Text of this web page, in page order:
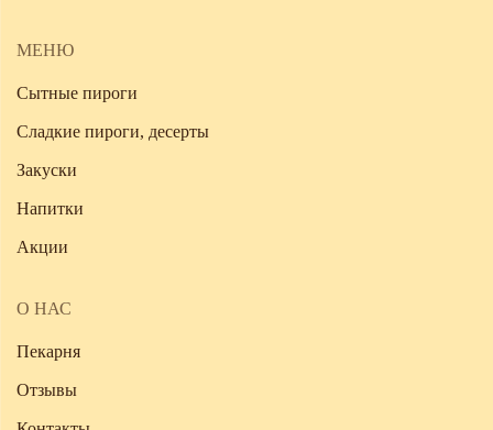
МЕНЮ
Сытные пироги
Сладкие пироги, десерты
Закуски
Напитки
Акции
О НАС
Пекарня
Отзывы